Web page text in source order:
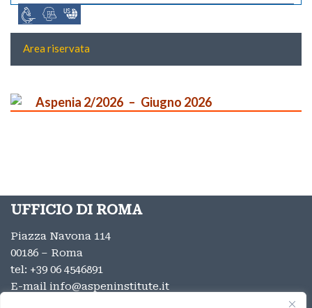
Area riservata
Aspenia 2/2026 Giugno 2026
UFFICIO DI ROMA
Piazza Navona 114
00186 – Roma
tel: +39 06 4546891
E-mail info@aspeninstitute.it